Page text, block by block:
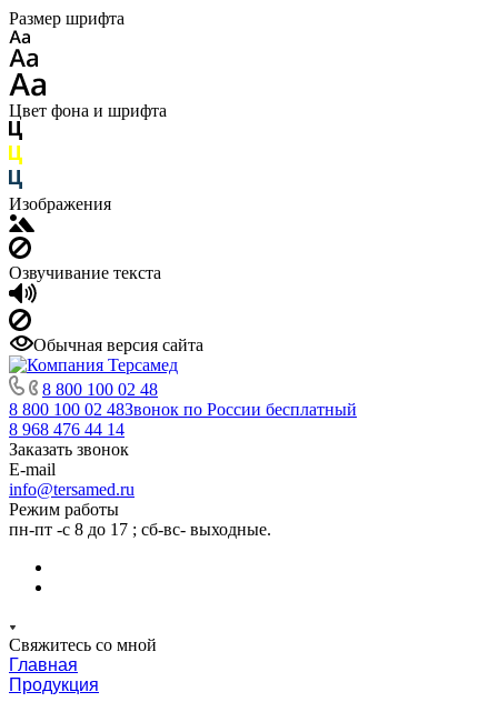
Размер шрифта
Цвет фона и шрифта
Изображения
Озвучивание текста
Обычная версия сайта
8 800 100 02 48
8 800 100 02 48Звонок по России бесплатный
8 968 476 44 14
Заказать звонок
E-mail
info@tersamed.ru
Режим работы
пн-пт -с 8 до 17 ; сб-вс- выходные.
Свяжитесь со мной
Главная
Продукция